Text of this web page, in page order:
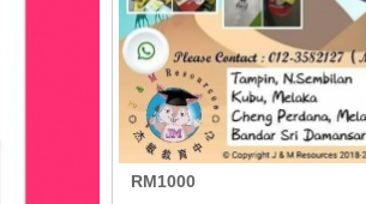
RM1000